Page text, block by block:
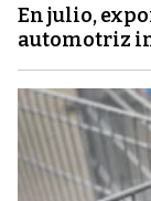
En julio,
automotriz